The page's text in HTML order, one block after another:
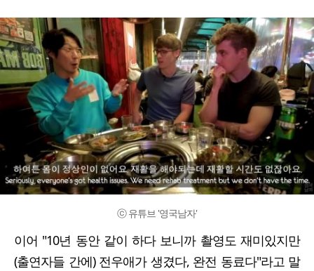
ⓒ 유튜브 '영국남자'
이어 "10년 동안 같이 하다 보니까 촬영도 재미있지만
(출연자들 간에) 전우애가 생겼다, 완전 동료다"라고 말